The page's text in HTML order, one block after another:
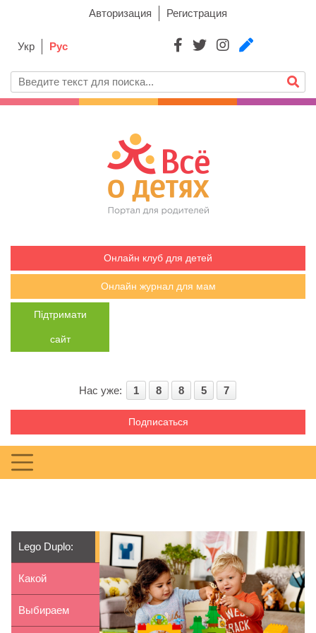
Авторизация Регистрация
Укр Рус
Онлайн клуб для детей
Онлайн журнал для мам
Підтримати
сайт
Нас уже: 1 8 8 5 7
Подписаться
Lego Duplo:
особенности
серии
Какой
иностранный
Выбираем